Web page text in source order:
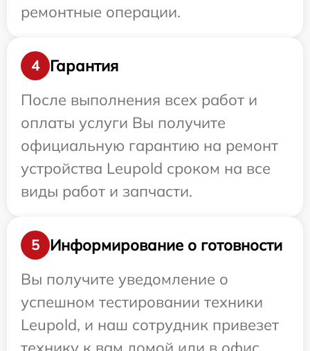
ремонтные операции.
4
Гарантия
После выполнения всех работ и
оплаты услуги Вы получите
официальную гарантию на ремонт
устройства Leupold сроком на все
виды работ и запчасти.
5
Информирование о готовности
Вы получите уведомление о
успешном тестировании техники
Leupold, и наш сотрудник привезет